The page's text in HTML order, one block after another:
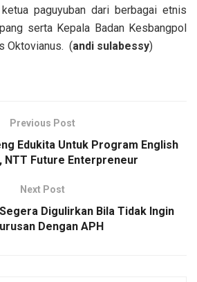
paguyuban dari berbagai etnis
serta Kepala Badan Kesbangpol
Oktovianus. (andi sulabessy)
Previous Post
Edukita Untuk Program English
NTT Future Enterpreneur
Next Post
Digulirkan Bila Tidak Ingin
Dengan APH